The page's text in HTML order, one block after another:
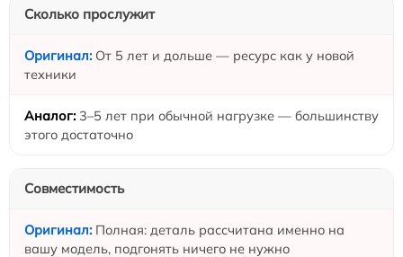
Сколько прослужит
От 5 лет и дольше — ресурс как у новой
техники
3–5 лет при обычной нагрузке — большинству
этого достаточно
Совместимость
Полная: деталь рассчитана именно на
вашу модель, подгонять ничего не нужно